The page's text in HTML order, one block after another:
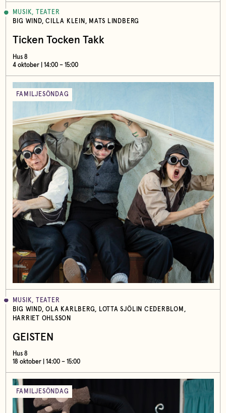
MUSIK, TEATER
BIG WIND, CILLA KLEIN, MATS LINDBERG
Ticken Tocken Takk
Hus 8
4 oktober | 14:00 – 15:00
FAMILJESÖNDAG
MUSIK, TEATER
BIG WIND, OLA KARLBERG, LOTTA SJÖLIN CEDERBLOM,
HARRIET OHLSSON
GEISTEN
Hus 8
18 oktober | 14:00 – 15:00
FAMILJESÖNDAG